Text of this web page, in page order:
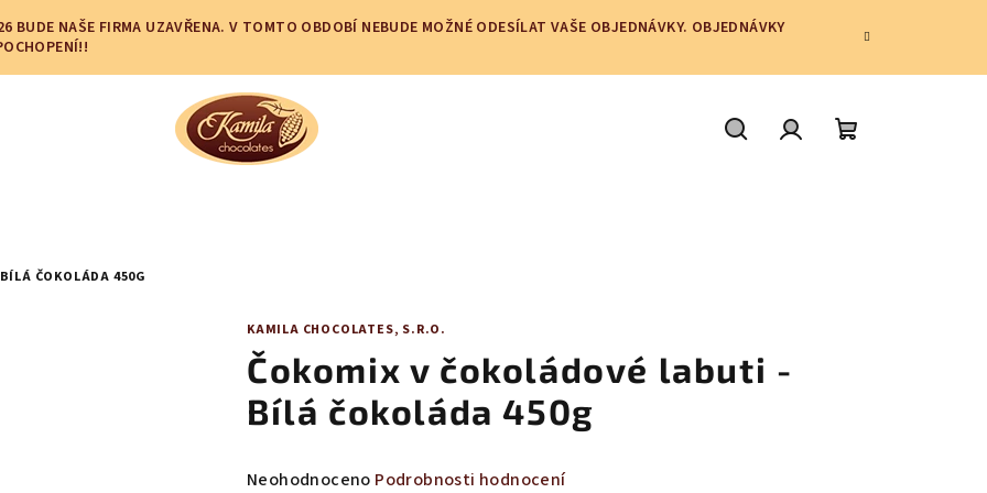
NAŠE FIRMA UZAVŘENA. V TOMTO OBDOBÍ NEBUDE MOŽNÉ ODESÍLAT VAŠE OBJEDNÁVKY. OBJEDNÁVKY
ČOKOLÁDA 450G
KAMILA CHOCOLATES, S.R.O.
Čokomix v čokoládové labuti -
Bílá čokoláda 450g
Průměrné
Neohodnoceno Podrobnosti hodnocení